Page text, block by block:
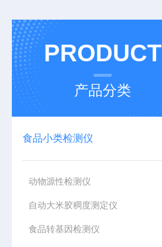
PRODUCT
产品分类
食品小类检测仪
动物源性检测仪
自动大米胶稠度测定仪
食品转基因检测仪